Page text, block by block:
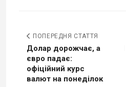
ПОПЕРЕДНЯ СТАТТЯ
Долар дорожчає, а
євро падає:
офіційний курс
валют на понеділок